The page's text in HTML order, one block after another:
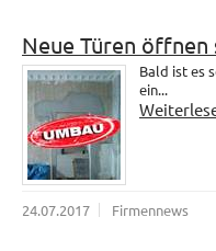
Neue Türen öffnen
Bald ist es
ein...
24.07.2017 Firmennews